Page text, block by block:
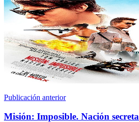
Publicación anterior
Misión: Imposible. Nación secreta